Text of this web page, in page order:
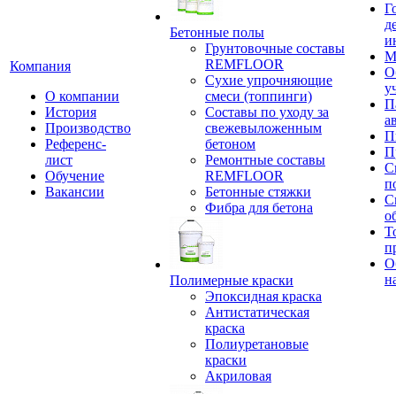
Компания
О компании
История
Производство
Референс-
лист
Обучение
Вакансии
Бетонные полы
Грунтовочные составы
REMFLOOR
Сухие упрочняющие
смеси (топпинги)
Составы по уходу за
свежевыложенным
бетоном
Ремонтные составы
REMFLOOR
Бетонные стяжки
Фибра для бетона
Полимерные краски
Эпоксидная краска
Антистатическая
краска
Полиуретановые
краски
Акриловая